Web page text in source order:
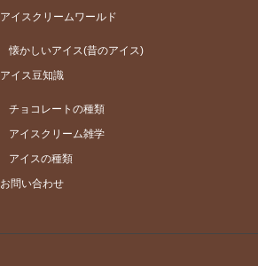
アイスクリームワールド
懐かしいアイス(昔のアイス)
アイス豆知識
チョコレートの種類
アイスクリーム雑学
アイスの種類
お問い合わせ